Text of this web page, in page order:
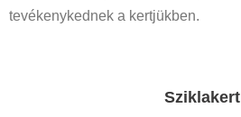
tevékenykednek a kertjükben.
Sziklakert